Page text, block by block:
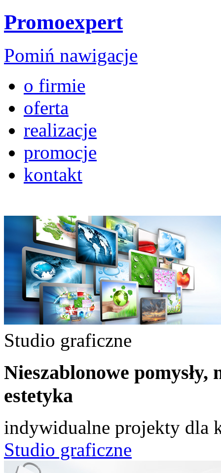
Promoexpert
Pomiń nawigacje
o firmie
oferta
realizacje
promocje
kontakt
Studio graficzne
Nieszablonowe pomysły,
estetyka
indywidualne projekty dla
Studio graficzne